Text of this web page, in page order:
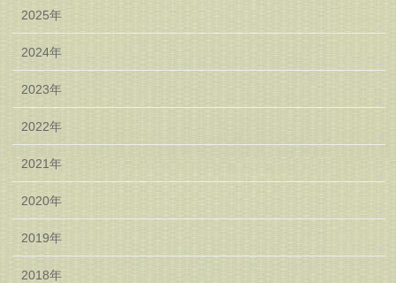
2025年
2024年
2023年
2022年
2021年
2020年
2019年
2018年